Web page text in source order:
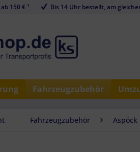
150 € ¹ Bis 14 Uhr bestellt, am
Fahrzeugzubehör
Fahrzeugzubehör